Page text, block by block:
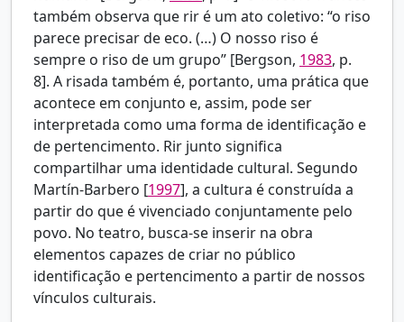
também observa que rir é um ato coletivo: “o riso
parece precisar de eco. (…) O nosso riso é
sempre o riso de um grupo” [Bergson, 1983, p.
8]. A risada também é, portanto, uma prática que
acontece em conjunto e, assim, pode ser
interpretada como uma forma de identificação e
de pertencimento. Rir junto significa
compartilhar uma identidade cultural. Segundo
Martín-Barbero [1997], a cultura é construída a
partir do que é vivenciado conjuntamente pelo
povo. No teatro, busca-se inserir na obra
elementos capazes de criar no público
identificação e pertencimento a partir de nossos
vínculos culturais.